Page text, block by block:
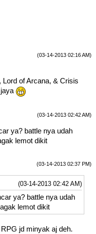
(03-14-2013 02:16 AM)
Lord of Arcana, & Crisis
(03-14-2013 02:42 AM)
ya? battle nya udah
lemot dikit
(03-14-2013 02:37 PM)
(03-14-2013 02:42 AM)
ya? battle nya udah
lemot dikit
jd minyak aj deh.